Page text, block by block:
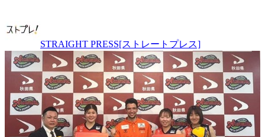
STRAIGHT PRESS[ストレートプレス]